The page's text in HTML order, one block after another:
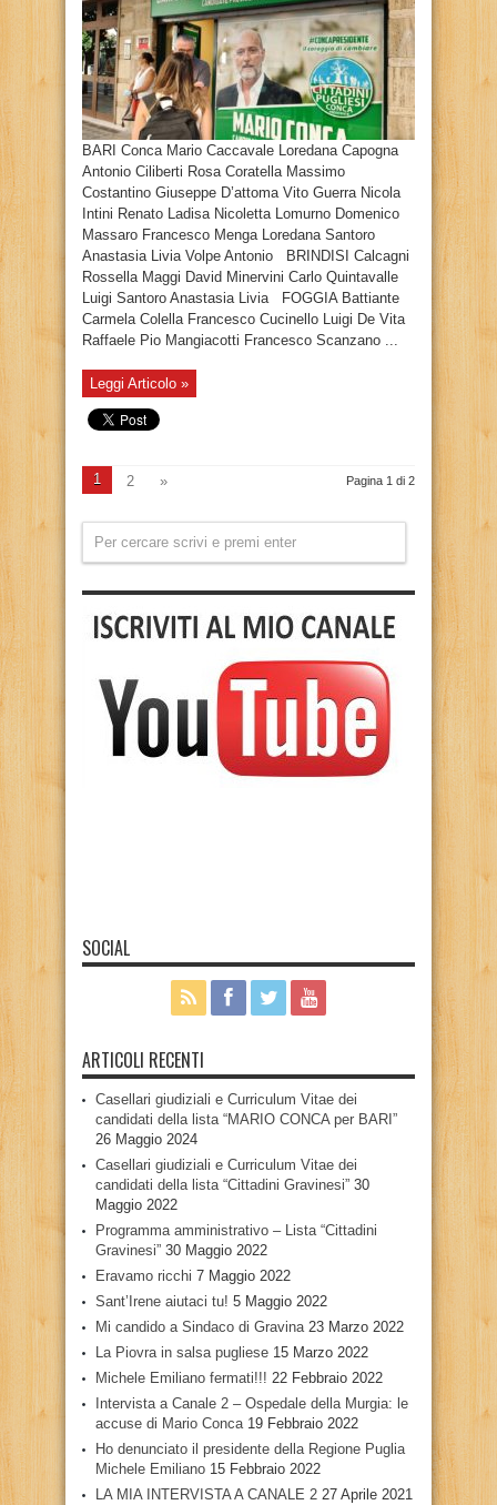
BARI Conca Mario Caccavale Loredana Capogna
Antonio Ciliberti Rosa Coratella Massimo
Costantino Giuseppe D’attoma Vito Guerra Nicola
Intini Renato Ladisa Nicoletta Lomurno Domenico
Massaro Francesco Menga Loredana Santoro
Anastasia Livia Volpe Antonio BRINDISI Calcagni
Rossella Maggi David Minervini Carlo Quintavalle
Luigi Santoro Anastasia Livia FOGGIA Battiante
Carmela Colella Francesco Cucinello Luigi De Vita
Raffaele Pio Mangiacotti Francesco Scanzano ...
Leggi Articolo »
Pagina 1 di 2
1 2 »
SOCIAL
ARTICOLI RECENTI
Casellari giudiziali e Curriculum Vitae dei
candidati della lista “MARIO CONCA per BARI”
26 Maggio 2024
Casellari giudiziali e Curriculum Vitae dei
candidati della lista “Cittadini Gravinesi” 30
Maggio 2022
Programma amministrativo – Lista “Cittadini
Gravinesi” 30 Maggio 2022
Eravamo ricchi 7 Maggio 2022
Sant’Irene aiutaci tu! 5 Maggio 2022
Mi candido a Sindaco di Gravina 23 Marzo 2022
La Piovra in salsa pugliese 15 Marzo 2022
Michele Emiliano fermati!!! 22 Febbraio 2022
Intervista a Canale 2 – Ospedale della Murgia: le
accuse di Mario Conca 19 Febbraio 2022
Ho denunciato il presidente della Regione Puglia
Michele Emiliano 15 Febbraio 2022
LA MIA INTERVISTA A CANALE 2 27 Aprile 2021